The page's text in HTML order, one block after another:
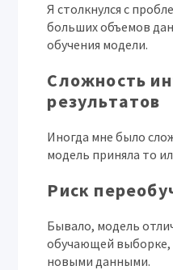
Я столкнулся с
больших объемов
обучения модели.
Сложность
результатов
Иногда мне было
модель приняла то
Риск
Бывало, модель
обучающей выборке,
новыми данными.